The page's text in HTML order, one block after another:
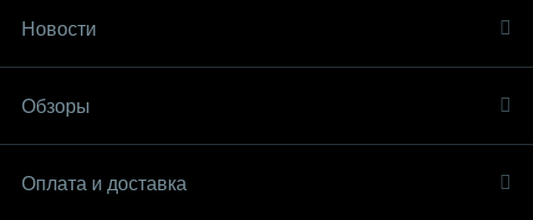
Новости
Обзоры
Оплата и доставка